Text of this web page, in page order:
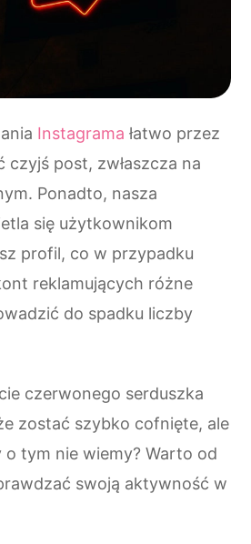
Instagrama łatwo przez
czyjś post, zwłaszcza na
Ponadto, nasza
się użytkownikom
profil, co w przypadku
reklamujących różne
do spadku liczby
czerwonego serduszka
zostać szybko cofnięte, ale
tym nie wiemy? Warto od
swoją aktywność w